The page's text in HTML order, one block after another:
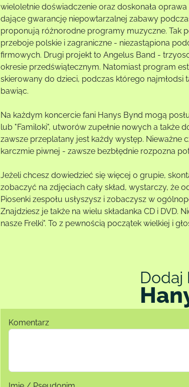
wieloletnie doświadczenie oraz doskonała
dające gwarancję niepowtarzalnej zabawy
proponują różnorodne programy muzyczne. Tak
przeboje polskie i zagraniczne - niezastąpiona
firmowych. Drugi projekt to Angelus Band -
okresie przedświątecznym. Natomiast program
skierowany do dzieci, podczas którego najmłodsi
bawiąc.
Na każdym koncercie fani Hanys Bynd mogą
lub "Familoki", utworów zupełnie nowych a także
zawsze przeplatany jest każdy występ. Nieważne
karczmie piwnej - zawsze bezbłędnie rozpozna
Jeżeli chcesz dowiedzieć się więcej o grupie,
zobaczyć na zdjęciach cały skład, wystarczy, że
Piosenki zespołu usłyszysz i zobaczysz w
Znajdziesz je także na wielu składanka CD i DVD.
nasze Frelki". To z pewnością początek wielkiej i
Dodaj
Komentarz